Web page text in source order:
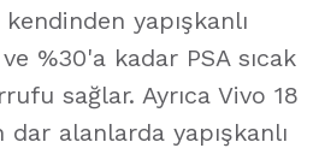
yapışkanlı
%30'a kadar PSA sıcak
sağlar. Ayrıca Vivo 18
dar alanlarda yapışkanlı